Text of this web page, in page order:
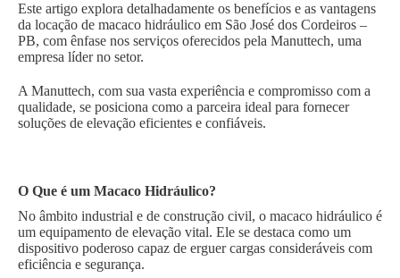
Este artigo explora detalhadamente os benefícios e as vantagens
da locação de macaco hidráulico em São José dos Cordeiros –
PB, com ênfase nos serviços oferecidos pela Manuttech, uma
empresa líder no setor.
A Manuttech, com sua vasta experiência e compromisso com a
qualidade, se posiciona como a parceira ideal para fornecer
soluções de elevação eficientes e confiáveis.
O Que é um Macaco Hidráulico?
No âmbito industrial e de construção civil, o macaco hidráulico é
um equipamento de elevação vital. Ele se destaca como um
dispositivo poderoso capaz de erguer cargas consideráveis com
eficiência e segurança.